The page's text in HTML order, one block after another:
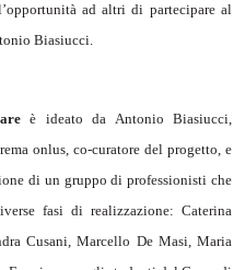
ad altri di partecipare al
Biasiucci.
è ideato da Antonio Biasiucci,
onlus, co-curatore del progetto, e
di un gruppo di professionisti che
fasi di realizzazione: Caterina
Cusani, Marcello De Masi, Maria